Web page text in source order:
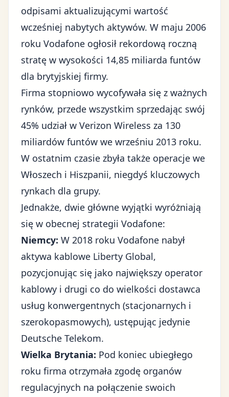
odpisami aktualizującymi wartość
wcześniej nabytych aktywów. W maju 2006
roku Vodafone ogłosił rekordową roczną
stratę w wysokości 14,85 miliarda funtów
dla brytyjskiej firmy.
Firma stopniowo wycofywała się z ważnych
rynków, przede wszystkim sprzedając swój
45% udział w Verizon Wireless za 130
miliardów funtów we wrześniu 2013 roku.
W ostatnim czasie zbyła także operacje we
Włoszech i Hiszpanii, niegdyś kluczowych
rynkach dla grupy.
Jednakże, dwie główne wyjątki wyróżniają
się w obecnej strategii Vodafone:
Niemcy: W 2018 roku Vodafone nabył
aktywa kablowe Liberty Global,
pozycjonując się jako największy operator
kablowy i drugi co do wielkości dostawca
usług konwergentnych (stacjonarnych i
szerokopasmowych), ustępując jedynie
Deutsche Telekom.
Wielka Brytania: Pod koniec ubiegłego
roku firma otrzymała zgodę organów
regulacyjnych na połączenie swoich